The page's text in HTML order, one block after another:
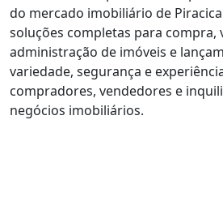
do mercado imobiliário de
soluções completas para compra,
administração de imóveis e
variedade, segurança e
compradores, vendedores e
negócios imobiliários.